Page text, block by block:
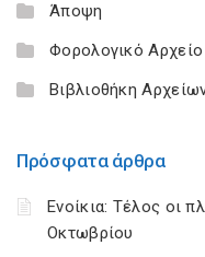
Άποψη
Φορολογικό Αρχείο
Βιβλιοθήκη
Πρόσφατα άρθρα
Ενοίκια: Τέλος οι
Οκτωβρίου